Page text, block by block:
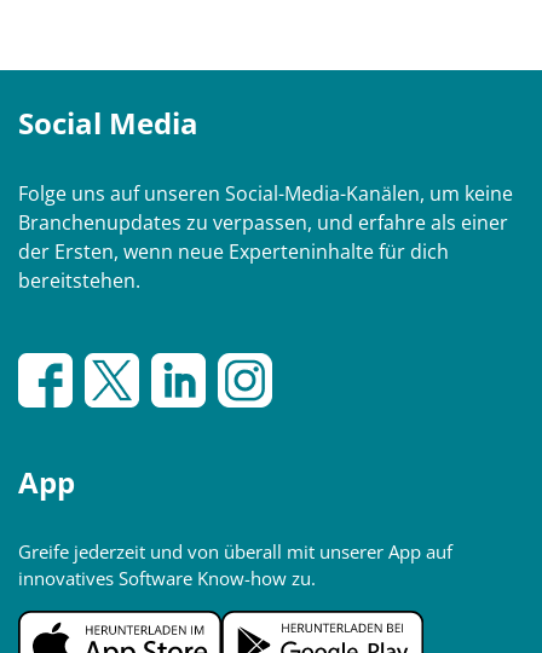
Social Media
Folge uns auf unseren Social-Media-Kanälen, um keine
Branchenupdates zu verpassen, und erfahre als einer
der Ersten, wenn neue Experteninhalte für dich
bereitstehen.
App
Greife jederzeit und von überall mit unserer App auf
innovatives Software Know-how zu.